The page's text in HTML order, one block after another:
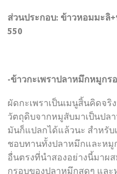
ส่วนประกอบ: ข้าวหอมมะลิ+
550
-ข้าวกะเพราปลาหมึกหมูกร
ผัดกะเพราเป็นเมนูสิ้นคิดจริ
วัตถุดิบจากหมูสับมาเป็นปล
มันก็แปลกได้แล้วนะ สำหรั
ชอบทานทั้งปลาหมึกและหมู
อื่นตรงที่นำสองอย่างนี้มาผ
กรอบของปลาหมึกสดๆ แล